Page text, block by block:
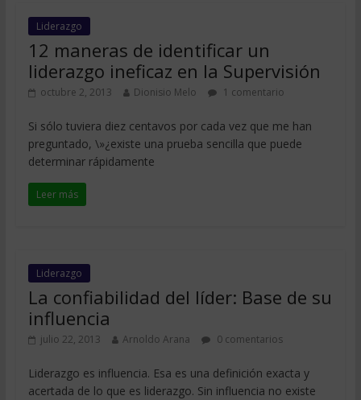
Liderazgo
12 maneras de identificar un
liderazgo ineficaz en la Supervisión
octubre 2, 2013 Dionisio Melo 1 comentario
Si sólo tuviera diez centavos por cada vez que me han
preguntado, \»¿existe una prueba sencilla que puede
determinar rápidamente
Leer más
Liderazgo
La confiabilidad del líder: Base de su
influencia
julio 22, 2013 Arnoldo Arana 0 comentarios
Liderazgo es influencia. Esa es una definición exacta y
acertada de lo que es liderazgo. Sin influencia no existe